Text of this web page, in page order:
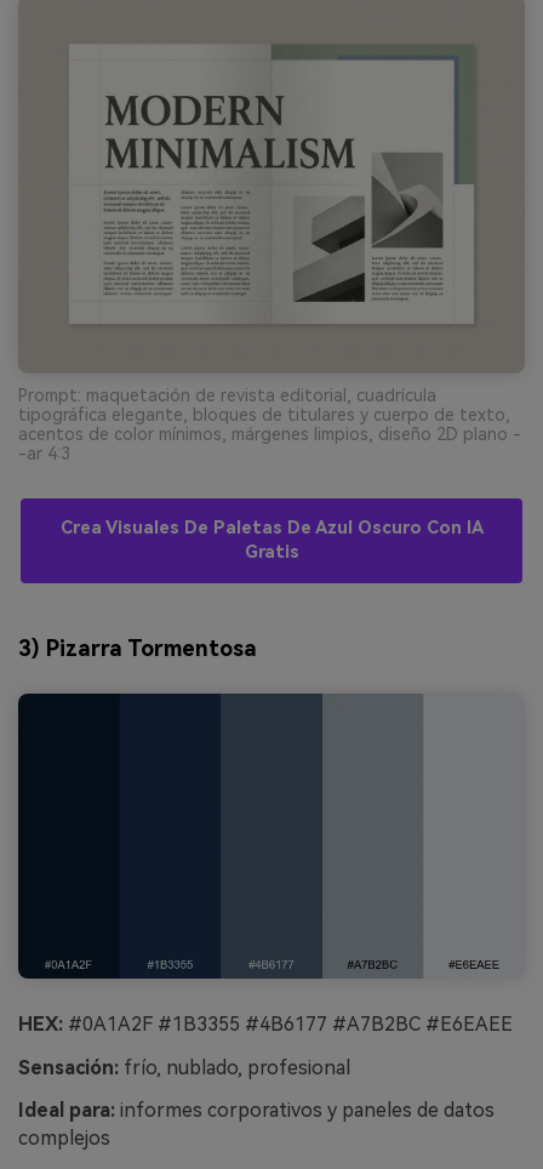
Prompt: maquetación de revista editorial, cuadrícula
tipográfica elegante, bloques de titulares y cuerpo de texto,
acentos de color mínimos, márgenes limpios, diseño 2D plano -
-ar 4:3
Crea Visuales De Paletas De Azul Oscuro Con IA
Gratis
3) Pizarra Tormentosa
HEX: #0A1A2F #1B3355 #4B6177 #A7B2BC #E6EAEE
Sensación: frío, nublado, profesional
Ideal para: informes corporativos y paneles de datos
complejos